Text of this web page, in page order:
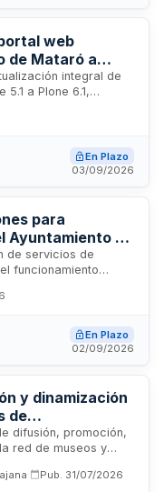
web
de Mataró a
la nube
integral de
a Plone 6.1,
rediseño conforme
con enfoque Mobile
de
evolutivo con soporte
En Plazo
03/09/2026
para
Ayuntamiento de
de servicios de
funcionamiento
municipales
abarca la
permitan la
administrativos
e internet en los
consistorio.
En Plazo
02/09/2026
y dinamización
de
de Tirajana
difusión, promoción,
red de museos y
de Santa Lucía de
de divulgación
Pub. 31/07/2026